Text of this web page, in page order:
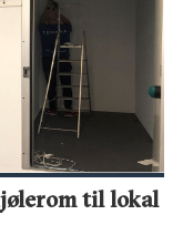
til lokal